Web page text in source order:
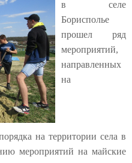
в селе
Борисполье
прошел ряд
мероприятий,
направленных
на
на территории села в
мероприятий на майские